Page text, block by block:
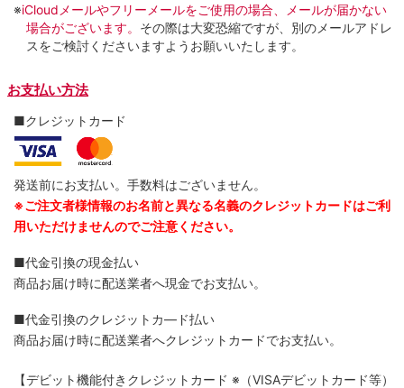
※iCloudメールやフリーメールをご使用の場合、メールが届かない
場合がございます。 その際は大変恐縮ですが、別のメールアドレ
スをご検討くださいますようお願いいたします。
お支払い方法
■クレジットカード
発送前にお支払い。手数料はございません。
※ご注文者様情報のお名前と異なる名義のクレジットカードはご利
用いただけませんのでご注意ください。
■代金引換の現金払い
商品お届け時に配送業者へ現金でお支払い。
■代金引換のクレジットカ―ド払い
商品お届け時に配送業者へクレジットカードでお支払い。
【デビット機能付きクレジットカード ※（VISAデビットカード等）